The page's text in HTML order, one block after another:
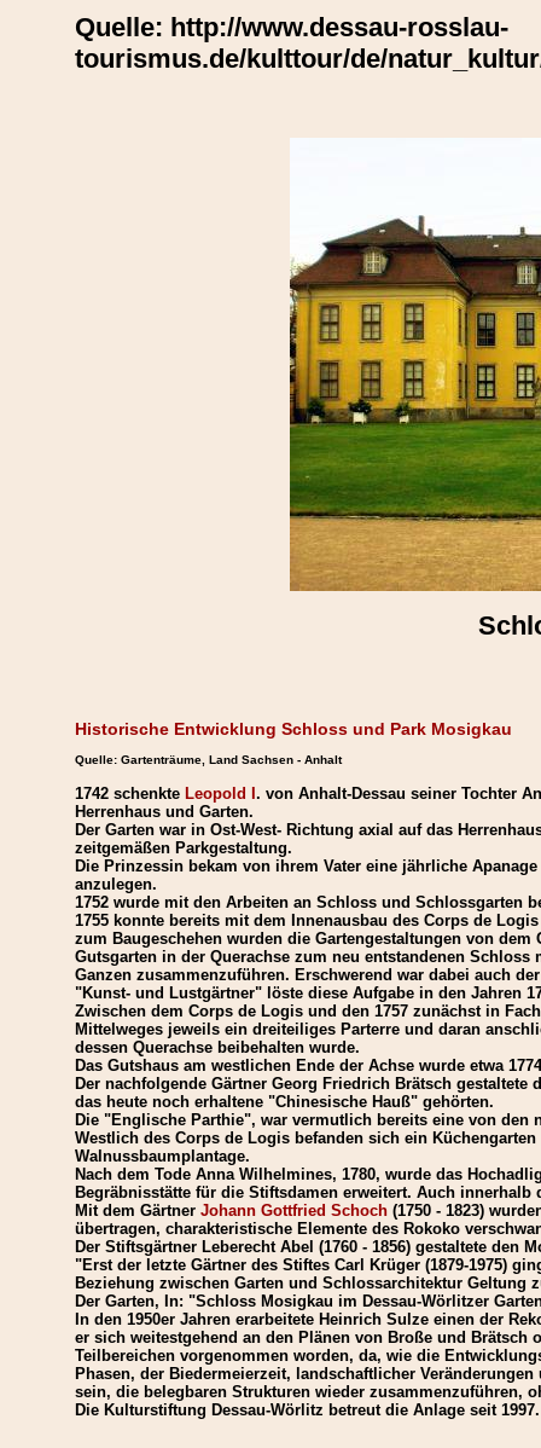
Quelle: http://www.dessau-rosslau-
tourismus.de/kulttour/de/
Historische Entwicklung Schloss und Park Mosigkau
Quelle: Gartenträume, Land Sachsen - Anhalt
1742 schenkte Leopold I . von Anhalt-Dessau seiner Tochter
Herrenhaus und Garten.
Der Garten war in Ost-West- Richtung axial auf das
zeitgemäßen Parkgestaltung.
Die Prinzessin bekam von ihrem Vater eine jährliche
anzulegen.
1752 wurde mit den Arbeiten an Schloss und Schlossgarten
1755 konnte bereits mit dem Innenausbau des Corps de
zum Baugeschehen wurden die Gartengestaltungen von
Gutsgarten in der Querachse zum neu entstandenen
Ganzen zusammenzuführen. Erschwerend war dabei auch
"Kunst- und Lustgärtner" löste diese Aufgabe in den Jahren
Zwischen dem Corps de Logis und den 1757 zunächst in
Mittelweges jeweils ein dreiteiliges Parterre und daran
dessen Querachse beibehalten wurde.
Das Gutshaus am westlichen Ende der Achse wurde etwa
Der nachfolgende Gärtner Georg Friedrich Brätsch
das heute noch erhaltene "Chinesische Hauß" gehörten.
Die "Englische Parthie", war vermutlich bereits eine von den
Westlich des Corps de Logis befanden sich ein
Walnussbaumplantage.
Nach dem Tode Anna Wilhelmines, 1780, wurde das
Begräbnisstätte für die Stiftsdamen erweitert. Auch
Mit dem Gärtner Johann Gottfried Schoch(1750 - 1823)
übertragen, charakteristische Elemente des Rokoko
Der Stiftsgärtner Leberecht Abel (1760 - 1856) gestaltete den
"Erst der letzte Gärtner des Stiftes Carl Krüger (1879-1975)
Beziehung zwischen Garten und Schlossarchitektur Geltung
Der Garten, In: "Schloss Mosigkau im Dessau-Wörlitzer
In den 1950er Jahren erarbeitete Heinrich Sulze einen der
er sich weitestgehend an den Plänen von Broße und
Teilbereichen vorgenommen worden, da, wie die
Phasen, der Biedermeierzeit, landschaftlicher
sein, die belegbaren Strukturen wieder zusammenzuführen,
Die Kulturstiftung Dessau-Wörlitz betreut die Anlage seit 1997.